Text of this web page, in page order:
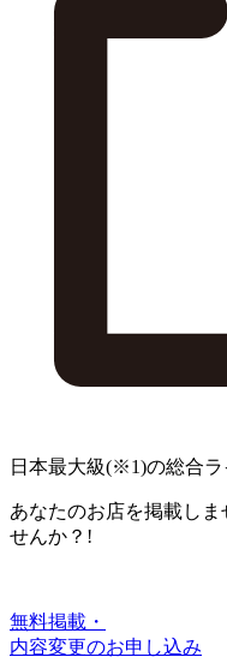
日本最大級(※1)の総合ラ
あなたのお店を掲載しま
せんか？!
無料掲載・
内容変更のお申し込み